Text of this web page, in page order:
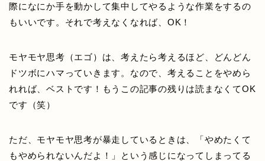
際になにか手を動かして集中してやるような作業をするの
もいいです。それで考えなくなれば、OK！
モヤモヤ思考（エゴ）は、考えたら考えるほど、どんどん
ドツボにハマっていきます。なので、考えることをやめら
れれば、ベストです！もうこの記事の残りは読まなくてOK
です（笑）
ただ、モヤモヤ思考が暴走しているときは、「やめたくて
もやめられないんだよ！」という感じになってしまってる